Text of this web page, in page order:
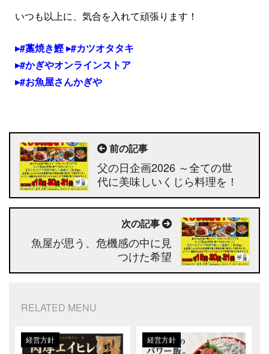
いつも以上に、気合を入れて頑張ります！
#藁焼き鰹 #カツオタタキ
#かぎやオンラインストア
#お魚屋さんかぎや
前の記事
父の日企画2026 ～全ての世
代に美味しいくじら料理を！
～
次の記事
魚屋が思う、危機感の中に見
つけた希望
RELATED MENU
経営方針 経営方針